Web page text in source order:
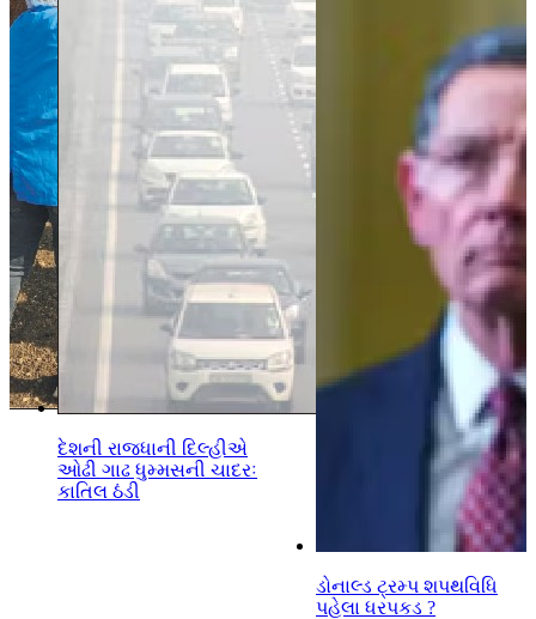
દેશની રાજધાની દિલ્હીએ
ઓઢી ગાઢ ધુમ્મસની ચાદરઃ
કાતિલ ઠંડી
ડોનાલ્ડ ટ્રમ્પ શપથવિધિ
પહેલા ધરપકડ ?